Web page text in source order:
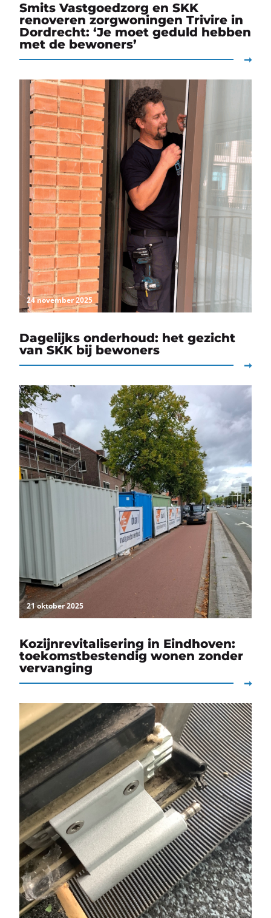
Smits Vastgoedzorg en SKK
renoveren zorgwoningen Trivire in
Dordrecht: ‘Je moet geduld hebben
met de bewoners’
24 november 2025
Dagelijks onderhoud: het gezicht
van SKK bij bewoners
21 oktober 2025
Kozijnrevitalisering in Eindhoven:
toekomstbestendig wonen zonder
vervanging